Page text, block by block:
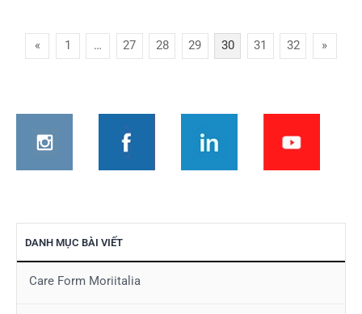
Phân
viết
« 1 … 27 28 29 30 31 32 »
DANH MỤC BÀI VIẾT
Care Form Moriitalia